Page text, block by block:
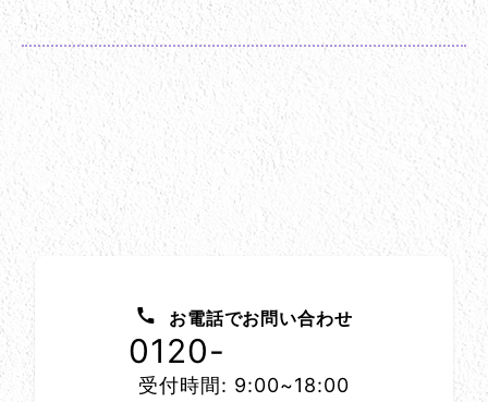
お電話でお問い合わせ
0120-
受付時間: 9:00~18:00